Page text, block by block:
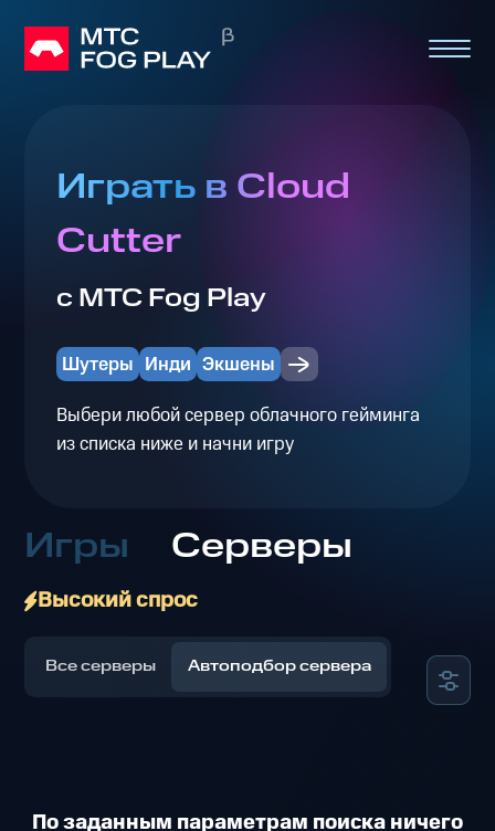
Играть в Cloud
Cutter
с МТС Fog Play
Шутеры Инди Экшены
Выбери любой сервер облачного гейминга
из списка ниже и начни игру
Игры Серверы
Высокий спрос
Все серверы Автоподбор сервера
По заданным параметрам поиска ничего